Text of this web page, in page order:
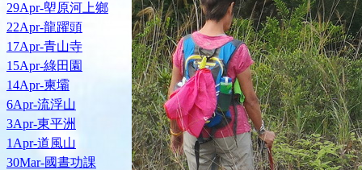
29Apr-塱原河上鄉
22Apr-龍躍頭
17Apr-青山寺
15Apr-綠田園
14Apr-柬壩
6Apr-流浮山
3Apr-東平洲
1Apr-道風山
30Mar-國晝功課